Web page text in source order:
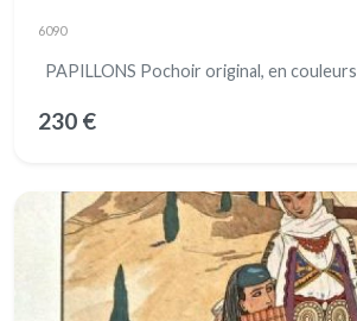
6090
PAPILLONS Pochoir original, en couleurs
230 €